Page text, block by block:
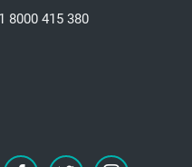
8000 415 380